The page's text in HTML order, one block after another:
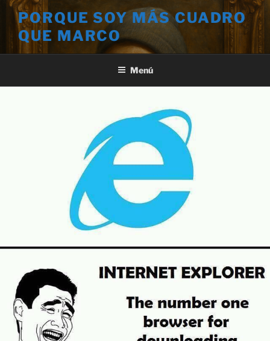
Saltar
contenido
PORQUE SOY MÁS CUADRO
QUE MARCO
Menú